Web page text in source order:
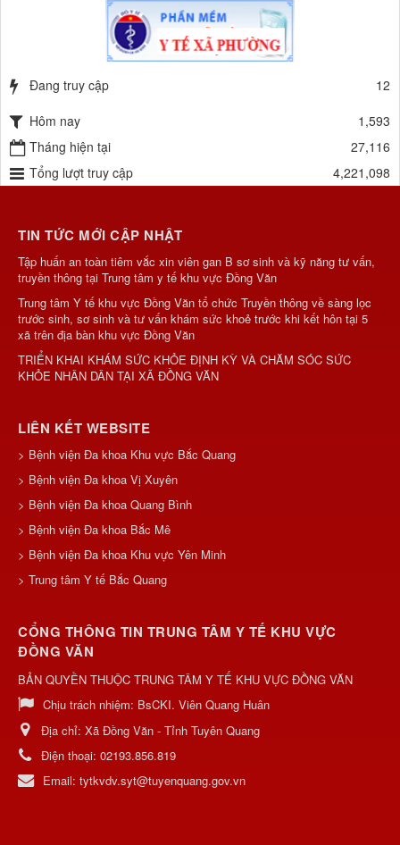
Đang truy cập
12
Hôm nay
1,593
Tháng hiện tại
27,116
Tổng lượt truy cập
4,221,098
TIN TỨC MỚI CẬP NHẬT
Tập huấn an toàn tiêm vắc xin viên gan B sơ sinh và kỹ năng tư vấn,
truyền thông tại Trung tâm y tế khu vực Đồng Văn
Trung tâm Y tế khu vực Đồng Văn tổ chức Truyền thông về sàng lọc
trước sinh, sơ sinh và tư vấn khám sức khoẻ trước khi kết hôn tại 5
xã trên địa bàn khu vực Đồng Văn
TRIỂN KHAI KHÁM SỨC KHỎE ĐỊNH KỲ VÀ CHĂM SÓC SỨC
KHỎE NHÂN DÂN TẠI XÃ ĐỒNG VĂN
LIÊN KẾT WEBSITE
> Bệnh viện Đa khoa Khu vực Bắc Quang
> Bệnh viện Đa khoa Vị Xuyên
> Bệnh viện Đa khoa Quang Bình
> Bệnh viện Đa khoa Bắc Mê
> Bệnh viện Đa khoa Khu vực Yên Minh
> Trung tâm Y tế Bắc Quang
CỔNG THÔNG TIN TRUNG TÂM Y TẾ KHU VỰC
ĐỒNG VĂN
BẢN QUYỀN THUỘC TRUNG TÂM Y TẾ KHU VỰC ĐỒNG VĂN
Chịu trách nhiệm: BsCKI. Viên Quang Huân
Địa chỉ: Xã Đồng Văn - Tỉnh Tuyên Quang
Điện thoại: 02193.856.819
Email: tytkvdv.syt@tuyenquang.gov.vn